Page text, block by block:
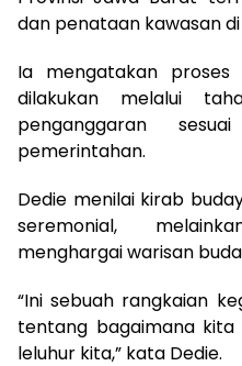
dan penataan kawasan
Ia mengatakan
dilakukan melalui
penganggaran
pemerintahan.
Dedie menilai kirab
seremonial,
menghargai warisan
“Ini sebuah rangkaian
tentang bagaimana
leluhur kita,” kata Dedie.